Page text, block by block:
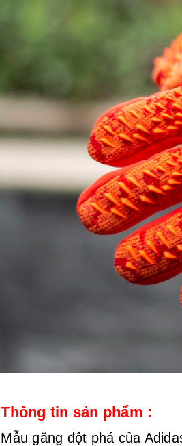
Thông tin sản phẩm :
Mẫu găng đột phá của